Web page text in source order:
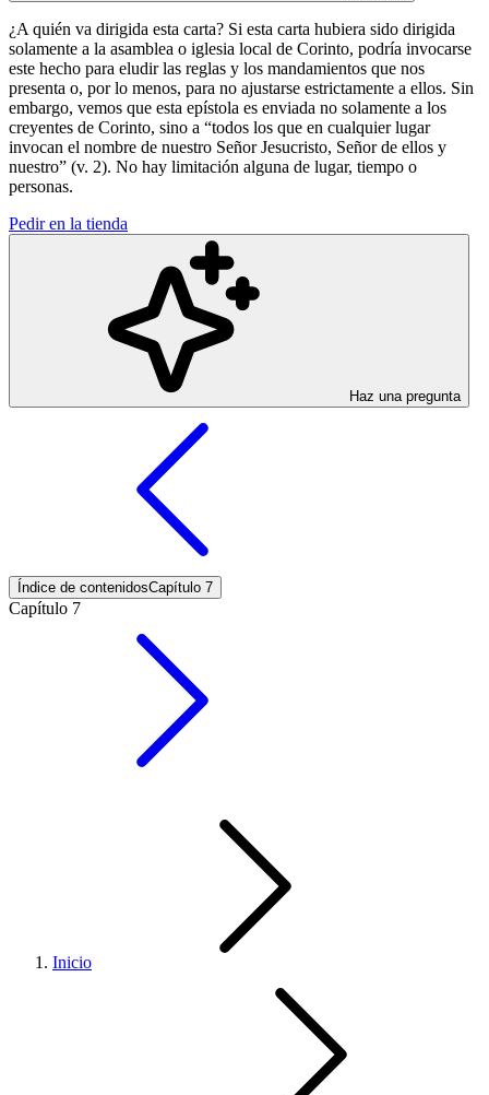
¿A quién va dirigida esta carta? Si esta carta hubiera sido dirigida
solamente a la asamblea o iglesia local de Corinto, podría invocarse
este hecho para eludir las reglas y los mandamientos que nos
presenta o, por lo menos, para no ajustarse estrictamente a ellos. Sin
embargo, vemos que esta epístola es enviada no solamente a los
creyentes de Corinto, sino a “todos los que en cualquier lugar
invocan el nombre de nuestro Señor Jesucristo, Señor de ellos y
nuestro” (v. 2). No hay limitación alguna de lugar, tiempo o
personas.
Pedir en la tienda
Haz una pregunta
Índice de contenidosCapítulo 7
Capítulo 7
Inicio